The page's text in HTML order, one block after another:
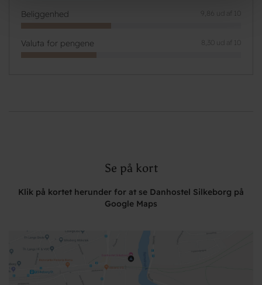
Beliggenhed 9,86 ud af 10
Valuta for pengene 8,30 ud af 10
Se på kort
Klik på kortet herunder for at se Danhostel Silkeborg på
Google Maps